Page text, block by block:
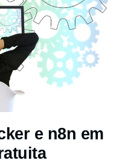
e n8n em